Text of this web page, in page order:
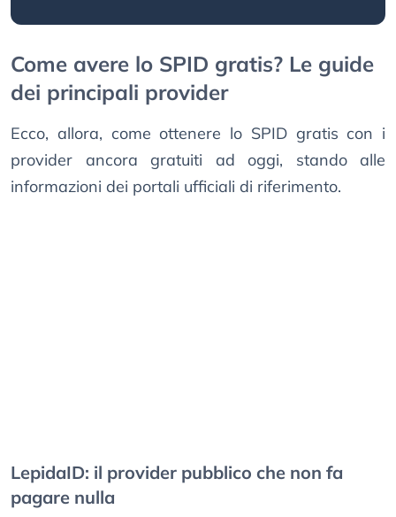
Come avere lo SPID gratis? Le guide
dei principali provider
Ecco, allora, come ottenere lo SPID gratis con i
provider ancora gratuiti ad oggi, stando alle
informazioni dei portali ufficiali di riferimento.
LepidaID: il provider pubblico che non fa
pagare nulla